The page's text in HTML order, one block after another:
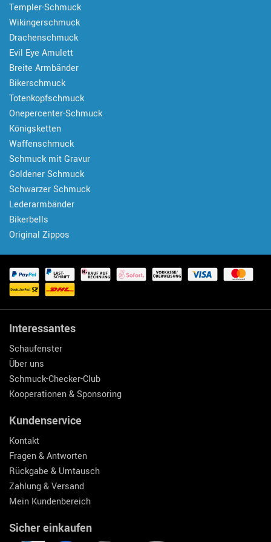
Templer-Schmuck
Wikingerschmuck
Drachenschmuck
Evil Eye Amulett
Breite Armbänder
Bikerschmuck
Totenkopfschmuck
Onepercenter-Schmuck
Königsketten
Waffenschmuck
Schmuck mit Gravur
Goldener Schmuck
Schwarzer Schmuck
Lederarmbänder
Bikerbells
Original Zippos
Interessantes
Schaufenster
Über uns
Schmuck-Checker-Club
Kooperationen & Sponsoring
Kundenservice
Kontakt
Fragen & Antworten
Rückgabe & Umtausch
Zahlung & Versand
Mein Kundenbereich
Sicher einkaufen